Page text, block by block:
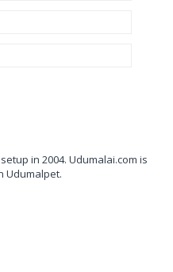
in 2004. Udumalai.com is
Udumalpet.